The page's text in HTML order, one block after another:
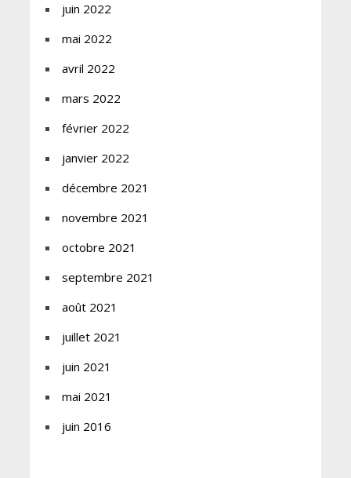
juin 2022
mai 2022
avril 2022
mars 2022
février 2022
janvier 2022
décembre 2021
novembre 2021
octobre 2021
septembre 2021
août 2021
juillet 2021
juin 2021
mai 2021
juin 2016